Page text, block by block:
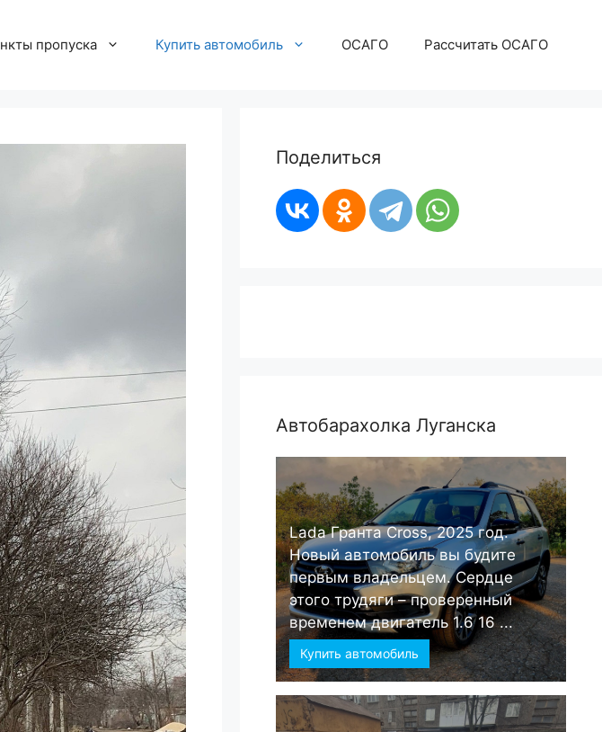
пропуска Купить автомобиль ОСАГО Рассчитать ОСАГО
Поделиться
Автобарахолка Луганска
Lada Гранта Cross, 2025 год.
Новый автомобиль вы будите
первым владельцем. Сердце
этого трудяги – проверенный
временем двигатель 1.6 16 ...
Купить автомобиль